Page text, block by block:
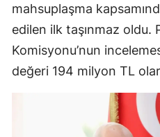
mahsuplaşma
edilen ilk taşınmaz oldu.
Komisyonu’nun
değeri 194 milyon TL